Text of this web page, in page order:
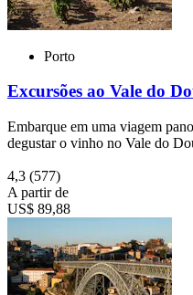
Porto
Excursões ao Vale do
Embarque em uma viagem
degustar o vinho no Vale do
4,3 (577)
A partir de
US$ 89,88